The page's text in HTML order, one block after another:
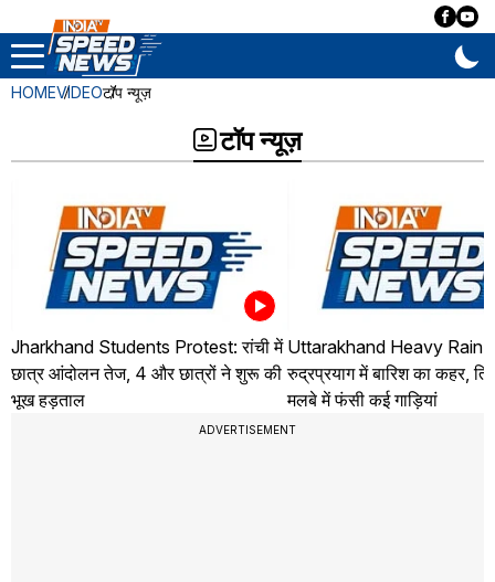
HOMEVIDEOटॉप न्यूज़
टॉप न्यूज़
Jharkhand Students Protest: रांची में
छात्र आंदोलन तेज, 4 और छात्रों ने शुरू की
भूख हड़ताल
Uttarakhand Heavy Rain
रुद्रप्रयाग में बारिश का कहर,
मलबे में फंसी कई गाड़ियां
ADVERTISEMENT